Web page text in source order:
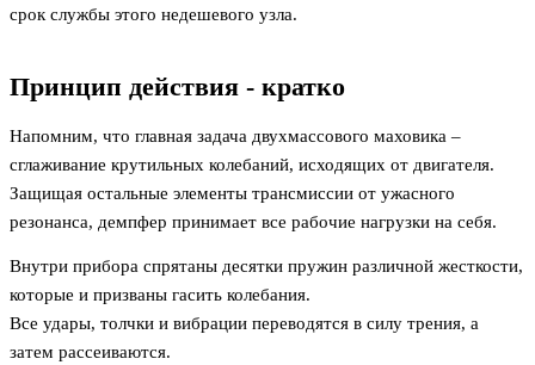
срок службы этого недешевого узла.
Принцип действия - кратко
Напомним, что главная задача двухмассового маховика –
сглаживание крутильных колебаний, исходящих от двигателя.
Защищая остальные элементы трансмиссии от ужасного
резонанса, демпфер принимает все рабочие нагрузки на себя.
Внутри прибора спрятаны десятки пружин различной жесткости,
которые и призваны гасить колебания.
Все удары, толчки и вибрации переводятся в силу трения, а
затем рассеиваются.